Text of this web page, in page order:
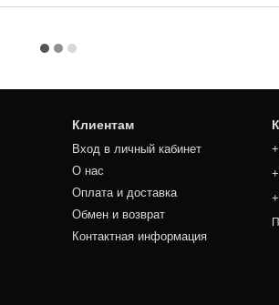
Клиентам
Вход в личный кабинет
О нас
Оплата и доставка
Обмен и возврат
Контактная информация